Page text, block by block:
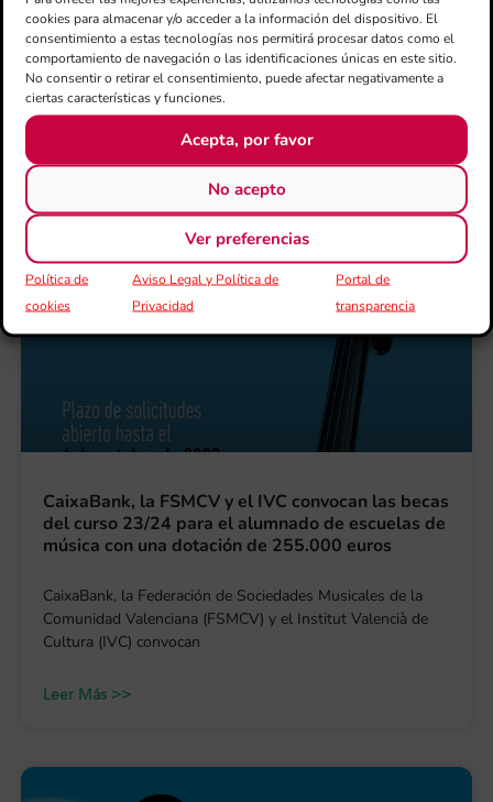
cookies para almacenar y/o acceder a la información del dispositivo. El
consentimiento a estas tecnologías nos permitirá procesar datos como el
comportamiento de navegación o las identificaciones únicas en este sitio.
No consentir o retirar el consentimiento, puede afectar negativamente a
ciertas características y funciones.
Acepta, por favor
No acepto
Ver preferencias
Política de
cookies
Aviso Legal y Política de
Privacidad
Portal de
transparencia
Valenciana en su décima edición
El programa de becas CaixaBank dirigidas al alumnado de
la red de centros educativos de las sociedades musicales
alcanza
CaixaBank, la FSMCV y el IVC convocan las becas
del curso 23/24 para el alumnado de escuelas de
música con una dotación de 255.000 euros
CaixaBank, la Federación de Sociedades Musicales de la
Comunidad Valenciana (FSMCV) y el Institut Valencià de
Cultura (IVC) convocan
Leer Más >>